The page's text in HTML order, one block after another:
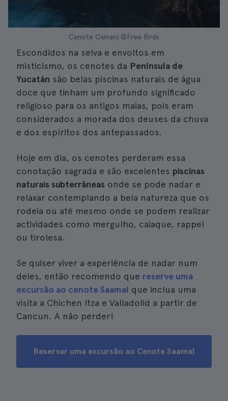
Cenote Oxman| ©Free Birds
Escondidos na selva e envoltos em
misticismo, os cenotes da Península de
Yucatán são belas piscinas naturais de água
doce que tinham um profundo significado
religioso para os antigos maias, pois eram
considerados a morada dos deuses da chuva
e dos espíritos dos antepassados.
Hoje em dia, os cenotes perderam essa
conotação sagrada e são excelentes piscinas
naturais subterrâneas onde se pode nadar e
relaxar contemplando a bela natureza que os
rodeia ou até mesmo onde se podem realizar
actividades como mergulho, caiaque, rappel
ou tirolesa.
Se quiser viver a experiência de nadar num
deles, então recomendo que reserve uma
excursão ao cenote Saamal que inclua uma
visita a Chichen Itza e Valladolid a partir de
Cancun. A não perder!
Reservar uma excursão ao Cenote Saamal